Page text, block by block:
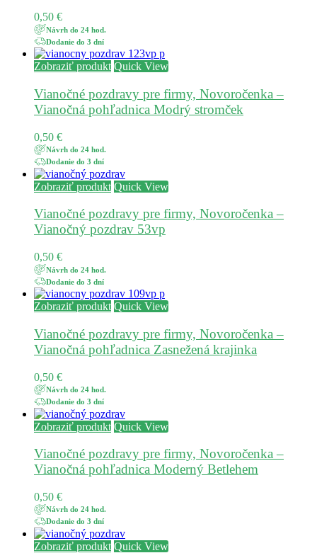
0,50 €
Návrh do 24 hod.
Dodanie do 3 dní
Zobraziť produkt Quick View
Vianočné pozdravy pre firmy, Novoročenka –
Vianočná pohľadnica Modrý stromček
0,50 €
Návrh do 24 hod.
Dodanie do 3 dní
Zobraziť produkt Quick View
Vianočné pozdravy pre firmy, Novoročenka –
Vianočný pozdrav 53vp
0,50 €
Návrh do 24 hod.
Dodanie do 3 dní
Zobraziť produkt Quick View
Vianočné pozdravy pre firmy, Novoročenka –
Vianočná pohľadnica Zasnežená krajinka
0,50 €
Návrh do 24 hod.
Dodanie do 3 dní
Zobraziť produkt Quick View
Vianočné pozdravy pre firmy, Novoročenka –
Vianočná pohľadnica Moderný Betlehem
0,50 €
Návrh do 24 hod.
Dodanie do 3 dní
Zobraziť produkt Quick View